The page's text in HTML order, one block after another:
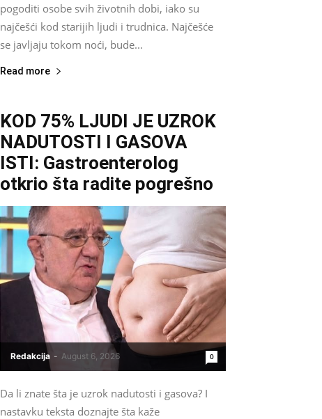
pogoditi osobe svih životnih dobi, iako su
najčešći kod starijih ljudi i trudnica. Najčešće
se javljaju tokom noći, bude...
Read more
KOD 75% LJUDI JE UZROK
NADUTOSTI I GASOVA
ISTI: Gastroenterolog
otkrio šta radite pogrešno
Redakcija - August 6, 2026 0
Da li znate šta je uzrok nadutosti i gasova? I
nastavku teksta doznajte šta kaže